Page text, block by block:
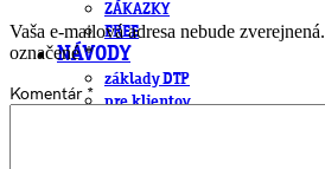
ZÁKAZKY
FREE
NÁVODY
základy DTP
pre klientov
Vaša e-mailová adresa nebude zverejnená.
označené*
Komentár*